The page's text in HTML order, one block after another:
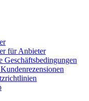
für Anbieter
Geschäftsbedingungen